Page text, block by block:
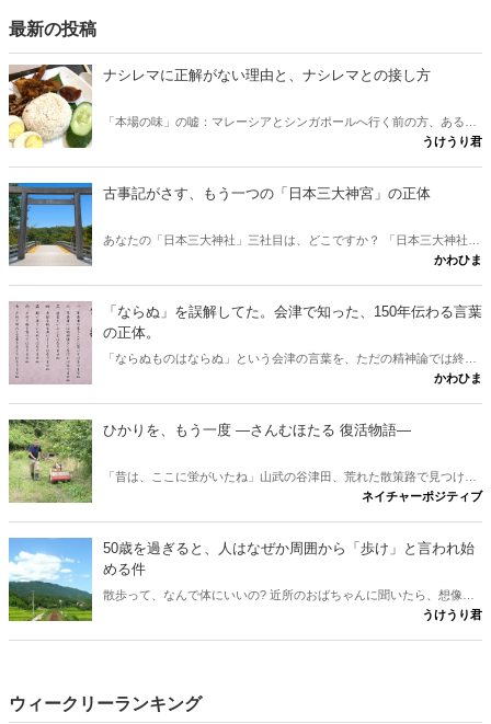
最新の投稿
ナシレマに正解がない理由と、ナシレマとの接し方
「本場の味」の嘘：マレーシアとシンガポールへ行く前の方、あるい
は行けない方が、ナシレマ というナシレマ皿から両国の違いを味わ
いとか？ その意外な理由と、日本にいながら本場に迫れる楽しみ方
をご紹介します。
うけうり君
古事記がさす、もう一つの「日本三大神宮」の正体
あなたの「日本三大神社」三社目は、どこですか？ 「日本三大神社の
三社目はどこか」という素朴な疑問に、古事記と日本書紀から答えが
は熱田や春日と考えます。けれど古典をたどると、奈良に眠る意外な
一社が浮かびました。行きたくなりますね。
かわひま
「ならぬ」を誤解してた。会津で知った、150年伝わる言葉
の正体。
「ならぬものはならぬ」という会津の言葉を、ただの精神論では終わ
らせません。多くの人が思う「理屈抜きでダメ」という解釈は、実は
が、なぜ百五十年を越えて胸を打つのか。その正体と、会津観光に出
かけたくなる問いかけを書きたいと思います。
かわひま
ひかりを、もう一度 ―さんむほたる 復活物語―
「昔は、ここに蛍がいたね」山武の谷津田、荒れた散策路で見つけ
た、たった一匹のホタル。その小さな光から、世代を越えて受け継が
着想を得た物語です。登場人物は仮名で、一部に脚色を含みます。
ネイチャーポジティブ
50歳を過ぎると、人はなぜか周囲から「歩け」と言われ始
める件
散歩って、なんで体にいいの? 近所のおばちゃんに聞いたら、想像の
斜め上だった件。言われるがまま歩いていた男が、ついに「理由」を
うけうり君
ウィークリーランキング